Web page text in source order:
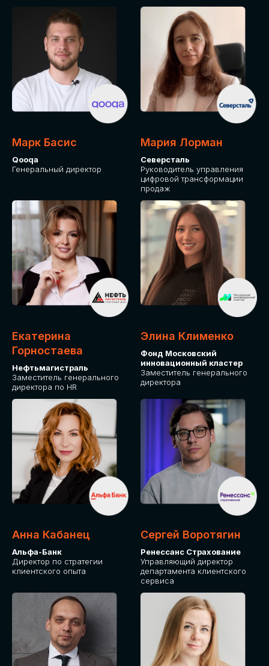
Марк Басис
Qooqa
Генеральный директор
Мария Лорман
Северсталь
Руководитель управления
цифровой трансформации
продаж
Екатерина
Горностаева
Нефтьмагистраль
Заместитель генерального
директора по HR
Элина Клименко
Фонд Московский
инновационный кластер
Заместитель генерального
директора
Анна Кабанец
Альфа-Банк
Директор по стратегии
клиентского опыта
Сергей Воротягин
Ренессанс Страхование
Управляющий директор
департамента клиентского
сервиса
СРЕДИ ПАРТНЕРОВ
МЕРОПРИЯТИЯ
Приглашаем стать партнером GLOBAL
TECH FORUM и презентовать ваши
решения целевой аудитории. Будем
рады сотрудничеству!
СТАНЬТЕ
ЭКСПОНЕНТОМ
ПОДАТЬ ЗАЯВКУ
IT Solutions for Business
СТОИМОСТЬ
УЧАСТИЯ